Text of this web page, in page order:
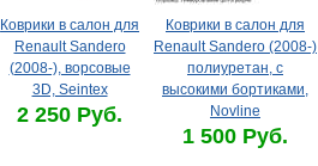
Коврики в салон для
Renault Sandero
(2008-), ворсовые
3D, Seintex
2 250 Руб.
Коврики в салон для
Renault Sandero (2008-)
полиуретан, с
высокими бортиками,
Novline
1 500 Руб.